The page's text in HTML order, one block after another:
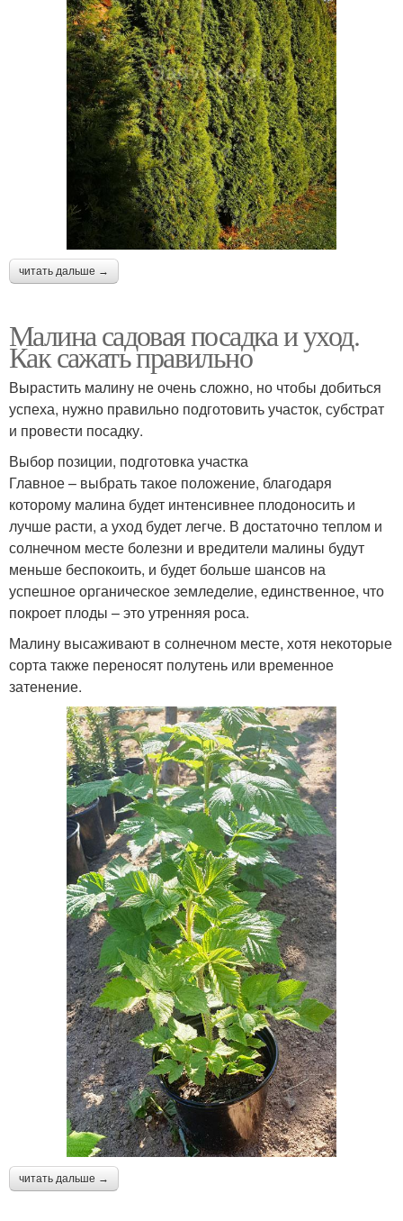
читать дальше →
Малина садовая посадка и уход.
Как сажать правильно
Вырастить малину не очень сложно, но чтобы добиться
успеха, нужно правильно подготовить участок, субстрат
и провести посадку.
Выбор позиции, подготовка участка
Главное – выбрать такое положение, благодаря
которому малина будет интенсивнее плодоносить и
лучше расти, а уход будет легче. В достаточно теплом и
солнечном месте болезни и вредители малины будут
меньше беспокоить, и будет больше шансов на
успешное органическое земледелие, единственное, что
покроет плоды – это утренняя роса.
Малину высаживают в солнечном месте, хотя некоторые
сорта также переносят полутень или временное
затенение.
читать дальше →